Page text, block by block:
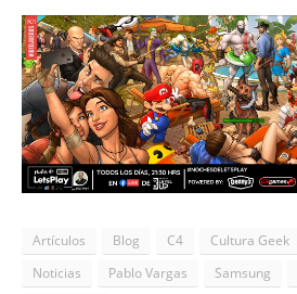
Artículos Blog C4 Cultura Geek
Noticias
Pablo Vargas Samsung